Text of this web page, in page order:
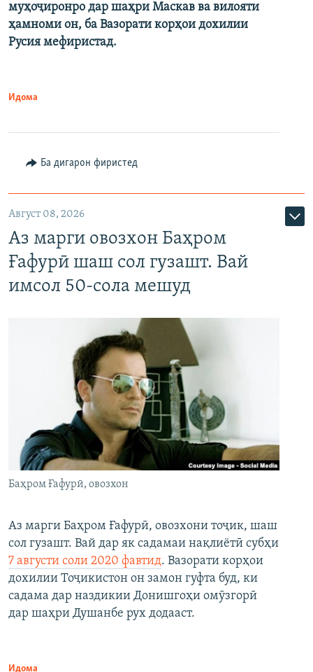
муҳоҷиронро дар шаҳри Маскав ва вилояти
ҳамноми он, ба Вазорати корҳои дохилии
Русия мефиристад.
Идома
Ба дигарон фиристед
Август 08, 2026
Аз марги овозхон Баҳром
Ғафурӣ шаш сол гузашт. Вай
имсол 50-сола мешуд
Баҳром Ғафурӣ, овозхон
Аз марги Баҳром Ғафурӣ, овозхони тоҷик, шаш
сол гузашт. Вай дар як садамаи нақлиётӣ субҳи
7 августи соли 2020 фавтид. Вазорати корҳои
дохилии Тоҷикистон он замон гуфта буд, ки
садама дар наздикии Донишгоҳи омӯзгорӣ
дар шаҳри Душанбе рух додааст.
Идома